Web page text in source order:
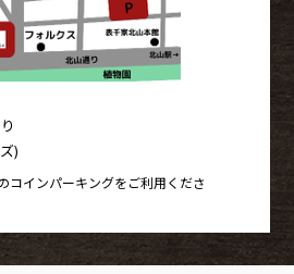
)
コインパーキングをご利用くださ